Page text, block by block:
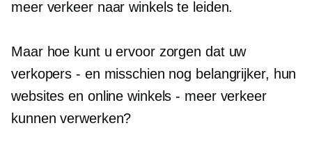
meer verkeer naar winkels te leiden.
Maar hoe kunt u ervoor zorgen dat uw
verkopers - en misschien nog belangrijker, hun
websites en online winkels - meer verkeer
kunnen verwerken?